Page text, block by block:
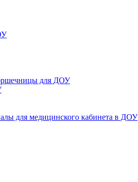
для ДОУ
для медицинского кабинета в ДОУ